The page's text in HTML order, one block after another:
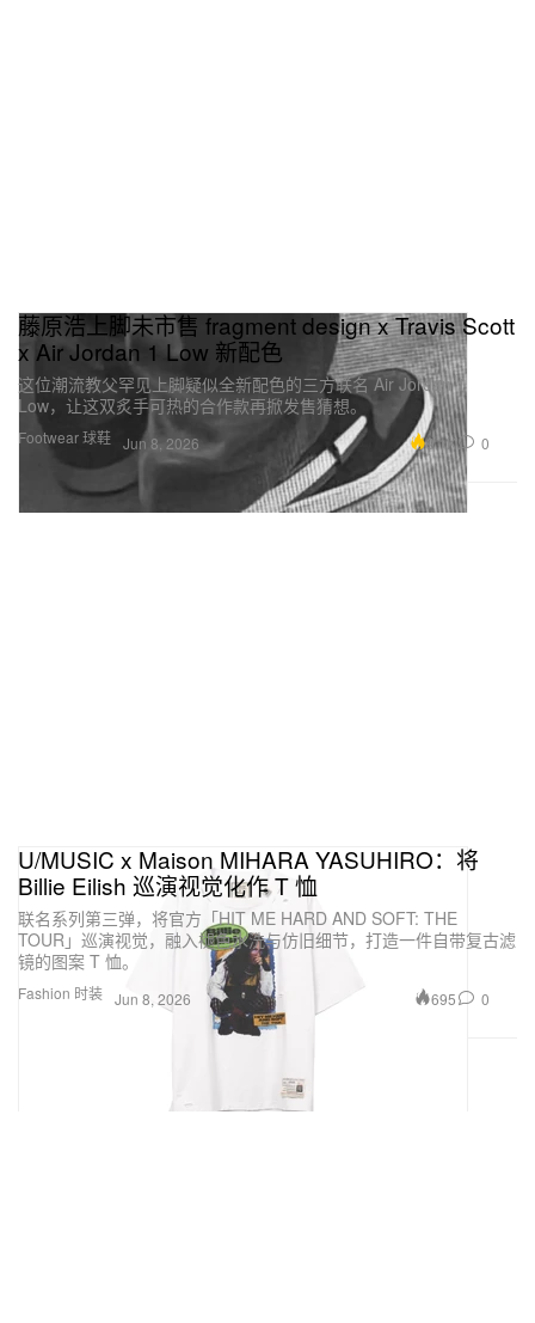
Footwear 球鞋
藤原浩上脚未市售 fragment design x Travis Scott
x Air Jordan 1 Low 新配色
这位潮流教父罕见上脚疑似全新配色的三方联名 Air Jordan 1
Low，让这双炙手可热的合作款再掀发售猜想。
Jun 8, 2026 9.1K 0
Fashion 时装
U/MUSIC x Maison MIHARA YASUHIRO：将
Billie Eilish 巡演视觉化作 T 恤
联名系列第三弹，将官方「HIT ME HARD AND SOFT: THE
TOUR」巡演视觉，融入褪色水洗与仿旧细节，打造一件自带复古滤
镜的图案 T 恤。
Jun 8, 2026 695 0